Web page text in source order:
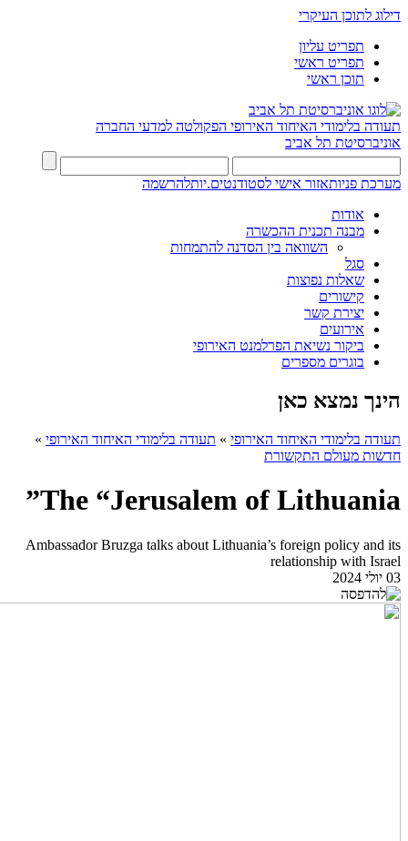
דילוג לתוכן העיקרי
תפריט עליון
תפריט ראשי
תוכן ראשי
תעודה בלימודי האיחוד האירופי הפקולטה למדעי החברה
אוניברסיטת תל אביב
מערכת פניותאזור אישי לסטודנטים.יותלהרשמה
אודות
מבנה תכנית ההכשרה
השוואה בין הסדנה להתמחות
סגל
שאלות נפוצות
קישורים
יצירת קשר
אירועים
ביקור נשיאת הפרלמנט האירופי
בוגרים מספרים
הינך נמצא כאן
תעודה בלימודי האיחוד האירופי » תעודה בלימודי האיחוד האירופי »
חדשות מעולם התקשורת
The “Jerusalem of Lithuania”
Ambassador Bruzga talks about Lithuania’s foreign policy and its
relationship with Israel
03 יולי 2024